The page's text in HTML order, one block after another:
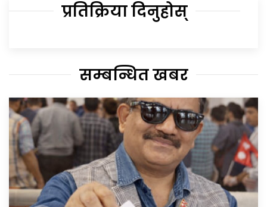
प्रतिक्रिया दिनुहोस्
सम्बन्धित खबर